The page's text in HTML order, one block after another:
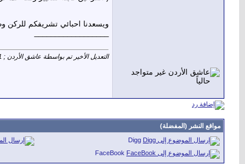
ويسعدنا احبائي تشريفكم للركن
التعديل الأخير تم بواسطة عاشق الأردن ; 11-16-2010 الساعة
مواقع النشر (المفضلة)
Digg
FaceBook